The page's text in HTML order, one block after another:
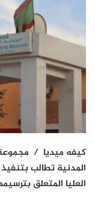
كيفه ميديا /
المدنية تطالب بتنفيذ
العليا المتعلق